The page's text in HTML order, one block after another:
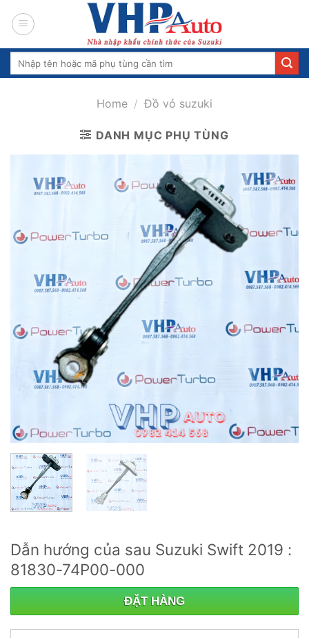
Search
Home / Đồ vỏ suzuki
DANH MỤC PHỤ TÙNG
Dẫn hướng của sau Suzuki Swift 2019 :
81830-74P00-000
ĐẶT HÀNG